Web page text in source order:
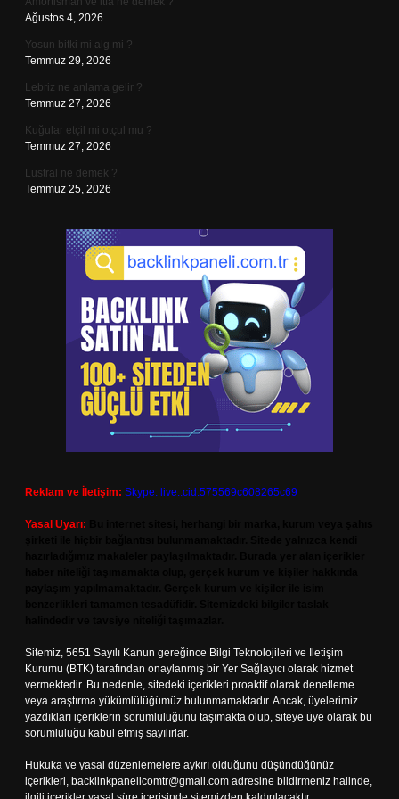
Ağustos 4, 2026
Yosun bitki mi alg mi ?
Temmuz 29, 2026
Lebriz ne anlama gelir ?
Temmuz 27, 2026
Kuğular etçil mi otçul mu ?
Temmuz 27, 2026
Lustral ne demek ?
Temmuz 25, 2026
Reklam ve İletişim: Skype: live:.cid.575569c608265c69
Yasal Uyarı:
Sitemiz, 5651 Sayılı Kanun gereğince Bilgi Teknolojileri ve İletişim
Kurumu (BTK) tarafından onaylanmış bir Yer Sağlayıcı olarak hizmet
vermektedir. Bu nedenle, sitedeki içerikleri proaktif olarak denetleme
veya araştırma yükümlülüğümüz bulunmamaktadır. Ancak, üyelerimiz
yazdıkları içeriklerin sorumluluğunu taşımakta olup, siteye üye olarak bu
sorumluluğu kabul etmiş sayılırlar.
Hukuka ve yasal düzenlemelere aykırı olduğunu düşündüğünüz
içerikleri, backlinkpanelicomtr@gmail.com adresine bildirmeniz halinde,